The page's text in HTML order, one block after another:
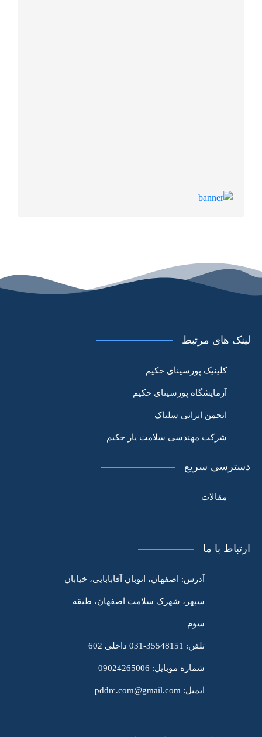
لینک های مرتبط
کلینیک پورسینای حکیم
آزمایشگاه پورسینای حکیم
انجمن ایرانی سلیاک
شرکت مهندسی سلامت یار حکیم
دسترسی سریع
مقالات
ارتباط با ما
آدرس: اصفهان، اتوبان آقابابایی، خیابان
سپهر، شهرک سلامت اصفهان، طبقه
سوم
تلفن:
شماره موبایل:
ایمیل: